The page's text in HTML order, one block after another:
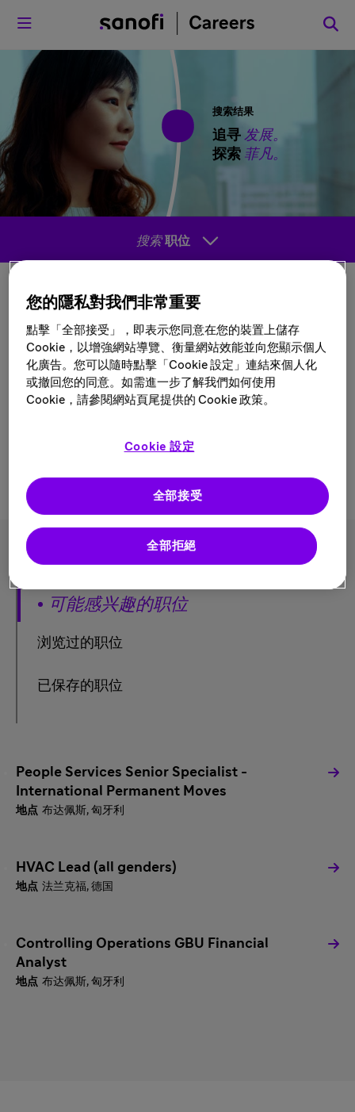
搜索结果
追寻 发展。
探索 菲凡。
搜索 职位
排序方
式
请尝试不同的关键词/地点组合或扩大您的搜索条件。
可能感兴趣的职位
浏览过的职位
已保存的职位
People Services Senior Specialist -
International Permanent Moves
布达佩斯, 匈牙利
HVAC Lead (all genders)
法兰克福, 德国
Controlling Operations GBU Financial
Analyst
布达佩斯, 匈牙利
您的隱私對我們非常重要
點擊「全部接受」，即表示您同意在您的裝置上儲存
Cookie，以增強網站導覽、衡量網站效能並向您顯示個人
化廣告。您可以隨時點擊「Cookie 設定」連結來個人化
或撤回您的同意。如需進一步了解我們如何使用
Cookie，請參閱網站頁尾提供的 Cookie 政策。
Cookie 設定
全部拒絕
全部接受